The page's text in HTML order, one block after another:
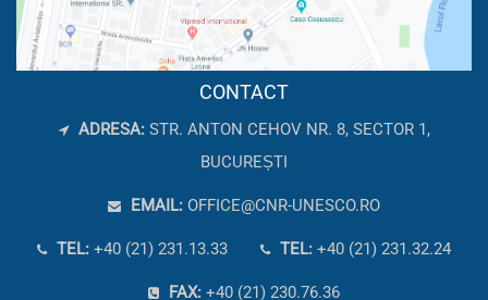
CONTACT
ADRESA: STR. ANTON CEHOV NR. 8, SECTOR 1,
BUCUREȘTI
EMAIL: OFFICE@CNR-UNESCO.RO
TEL: +40 (21) 231.13.33 TEL: +40 (21) 231.32.24
FAX: +40 (21) 230.76.36